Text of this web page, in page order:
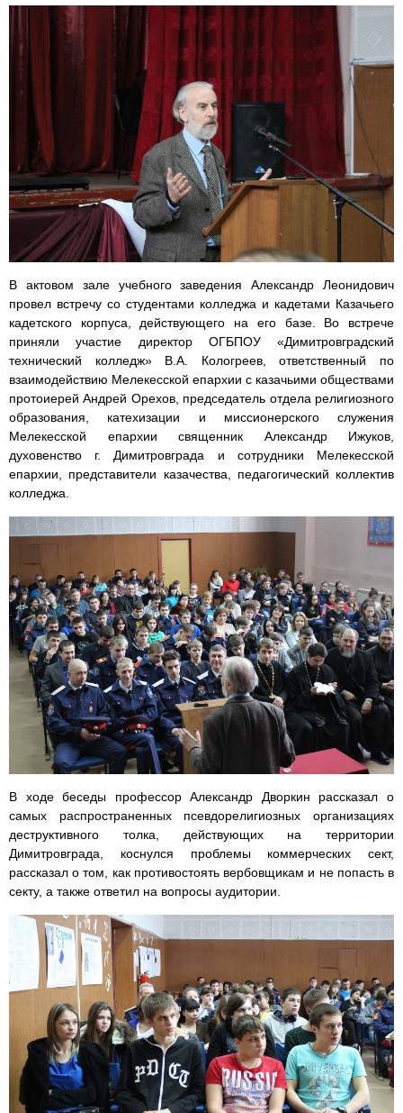
В актовом зале учебного заведения Александр Леонидович
провел встречу со студентами колледжа и кадетами Казачьего
кадетского корпуса, действующего на его базе. Во встрече
приняли участие директор ОГБПОУ «Димитровградский
технический колледж» В.А. Кологреев, ответственный по
взаимодействию Мелекесской епархии с казачьими обществами
протоиерей Андрей Орехов, председатель отдела религиозного
образования, катехизации и миссионерского служения
Мелекесской епархии священник Александр Ижуков,
духовенство г. Димитровграда и сотрудники Мелекесской
епархии, представители казачества, педагогический коллектив
колледжа.
В ходе беседы профессор Александр Дворкин рассказал о
самых распространенных псевдорелигиозных организациях
деструктивного толка, действующих на территории
Димитровграда, коснулся проблемы коммерческих сект,
рассказал о том, как противостоять вербовщикам и не попасть в
секту, а также ответил на вопросы аудитории.